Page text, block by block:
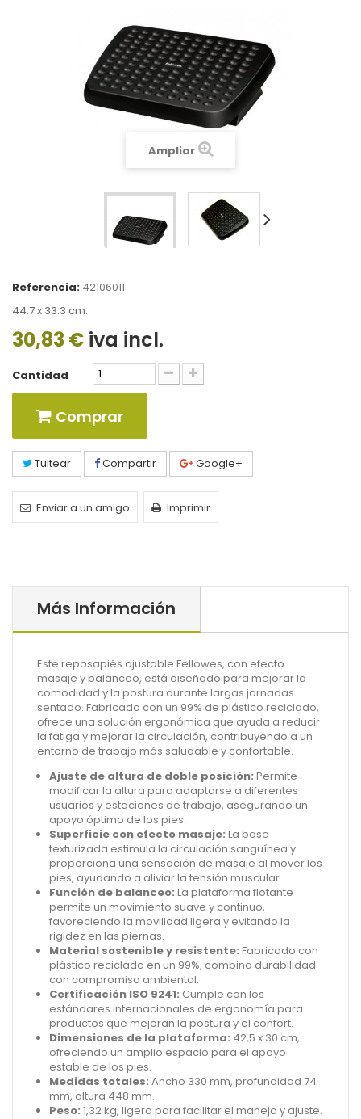
Ampliar
Referencia: 42106011
44.7 x 33.3 cm.
30,83 € iva incl.
Cantidad
Comprar
Tuitear Compartir Google+
Enviar a un amigo Imprimir
Más Información
Este reposapiés ajustable Fellowes, con efecto
masaje y balanceo, está diseñado para mejorar la
comodidad y la postura durante largas jornadas
sentado. Fabricado con un 99% de plástico reciclado,
ofrece una solución ergonómica que ayuda a reducir
la fatiga y mejorar la circulación, contribuyendo a un
entorno de trabajo más saludable y confortable.
Ajuste de altura de doble posición: Permite
modificar la altura para adaptarse a diferentes
usuarios y estaciones de trabajo, asegurando un
apoyo óptimo de los pies.
Superficie con efecto masaje: La base
texturizada estimula la circulación sanguínea y
proporciona una sensación de masaje al mover los
pies, ayudando a aliviar la tensión muscular.
Función de balanceo: La plataforma flotante
permite un movimiento suave y continuo,
favoreciendo la movilidad ligera y evitando la
rigidez en las piernas.
Material sostenible y resistente: Fabricado con
plástico reciclado en un 99%, combina durabilidad
con compromiso ambiental.
Certificación ISO 9241: Cumple con los
estándares internacionales de ergonomía para
productos que mejoran la postura y el confort.
Dimensiones de la plataforma: 42,5 x 30 cm,
ofreciendo un amplio espacio para el apoyo
estable de los pies.
Medidas totales: Ancho 330 mm, profundidad 74
mm, altura 448 mm.
Peso: 1,32 kg, ligero para facilitar el manejo y ajuste.